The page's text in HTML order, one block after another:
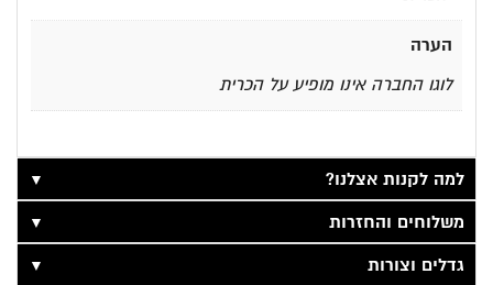
הערה
לוגו החברה אינו מופיע על הכרית
למה לקנות אצלנו?
▼
משלוחים והחזרות
▼
גדלים וצורות
▼